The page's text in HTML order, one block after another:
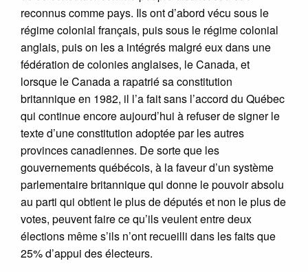
reconnus comme pays. Ils ont d’abord vécu sous le
régime colonial français, puis sous le régime colonial
anglais, puis on les a intégrés malgré eux dans une
fédération de colonies anglaises, le Canada, et
lorsque le Canada a rapatrié sa constitution
britannique en 1982, il l’a fait sans l’accord du Québec
qui continue encore aujourd’hui à refuser de signer le
texte d’une constitution adoptée par les autres
provinces canadiennes. De sorte que les
gouvernements québécois, à la faveur d’un système
parlementaire britannique qui donne le pouvoir absolu
au parti qui obtient le plus de députés et non le plus de
votes, peuvent faire ce qu’ils veulent entre deux
élections même s’ils n’ont recueilli dans les faits que
25% d’appui des électeurs.